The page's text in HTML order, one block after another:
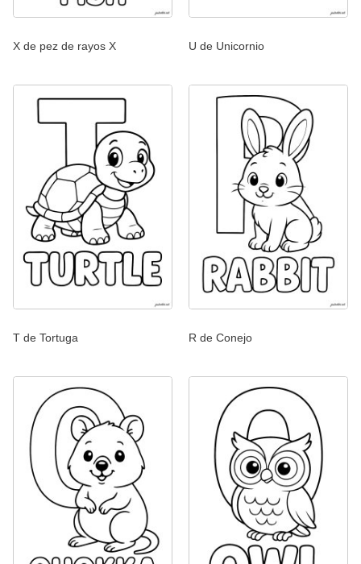
X de pez de rayos X U de Unicornio
T de Tortuga R de Conejo